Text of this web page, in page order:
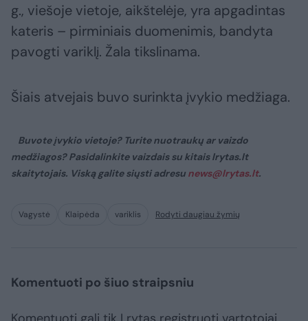
g., viešoje vietoje, aikštelėje, yra apgadintas
kateris – pirminiais duomenimis, bandyta
pavogti variklį. Žala tikslinama.
Šiais atvejais buvo surinkta įvykio medžiaga.
Buvote įvykio vietoje? Turite nuotraukų ar vaizdo
medžiagos? Pasidalinkite vaizdais su kitais lrytas.lt
skaitytojais. Viską galite siųsti adresu news@lrytas.lt.
Vagystė Klaipėda variklis Rodyti daugiau žymių
Komentuoti po šiuo straipsniu